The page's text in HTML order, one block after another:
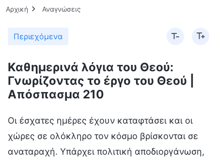
Αρχική Αναγνώσεις
Περιεχόμενα
Καθημερινά λόγια του Θεού:
Γνωρίζοντας το έργο του Θεού |
Απόσπασμα 210
Οι έσχατες ημέρες έχουν καταφτάσει και οι
χώρες σε ολόκληρο τον κόσμο βρίσκονται σε
αναταραχή. Υπάρχει πολιτική αποδιοργάνωση,